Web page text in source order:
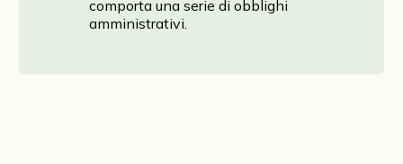
comporta una serie di obblighi
amministrativi.